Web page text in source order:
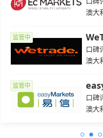
澳大
监管中
口碑
澳大
监管中
信
口碑
澳大